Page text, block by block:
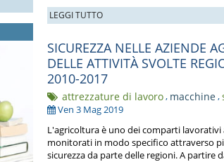
LEGGI TUTTO
SICUREZZA NELLE AZIENDE
DELLE ATTIVITÀ SVOLTE
2010-2017
attrezzature di lavoro, macchine,
Ven 3 Mag 2019
L'agricoltura è uno dei comparti lavorativi
monitorati in modo specifico attraverso
sicurezza da parte delle regioni. A partire